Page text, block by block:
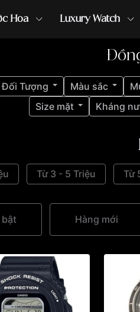
Hoa Luxury Watch
casio đồng hồ G-Shock đồng hồ Orient
Đối Tượng Màu sắc
Size mặt
Kháng
Từ 3 - 5 Triệu Từ
bật Hàng mới